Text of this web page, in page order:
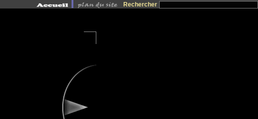
Rechercher